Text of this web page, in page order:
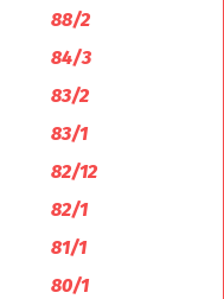
88/2
84/3
83/2
83/1
82/12
82/1
81/1
80/1